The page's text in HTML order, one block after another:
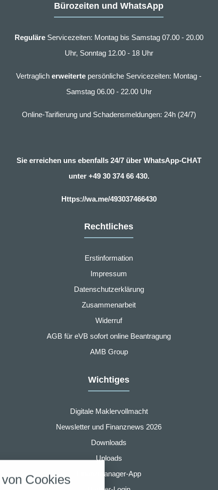
Bürozeiten und WhatsApp
ReguläreServicezeiten: Montag bis Samstag 07.00 - 20.00
Uhr, Sonntag 12.00 - 18 Uhr
Vertraglicherweiterte persönliche Servicezeiten: Montag -
Samstag 06.00 - 22.00 Uhr
Online-Tarifierung und Schadensmeldungen: 24h (24/7)
Sie erreichen uns ebenfalls 24/7 über WhatsApp-CHAT
unter +49 30 374 66 430.
Https://wa.me/493037466430
Rechtliches
Erstinformation
Impressum
Datenschutzerklärung
Zusammenarbeit
Widerruf
AGB für eVB sofort online Beantragung
AMB Group
Wichtiges
Digitale Maklervollmacht
Newsletter und Finanznews 2026
Downloads
Uploads
Finanzmanager-App
Cookies
folgende Kategorien zu